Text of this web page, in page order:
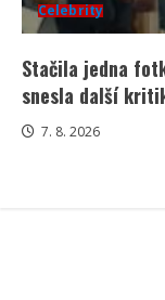
Celebrity
Stačila jedna
snesla další
7. 8. 2026